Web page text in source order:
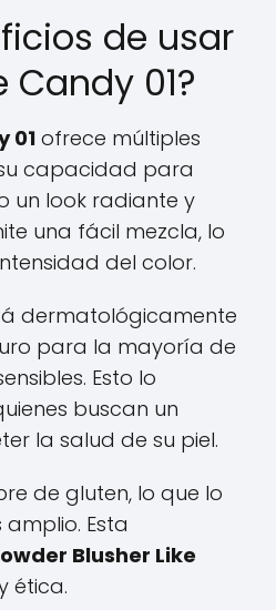
de usar
Candy 01?
01 ofrece múltiples
capacidad para
un look radiante y
una fácil mezcla, lo
del color.
dermatológicamente
para la mayoría de
Esto lo
buscan un
la salud de su piel.
de gluten, lo que lo
Esta
Blusher Like
ética.